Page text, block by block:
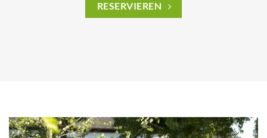
RESERVIEREN